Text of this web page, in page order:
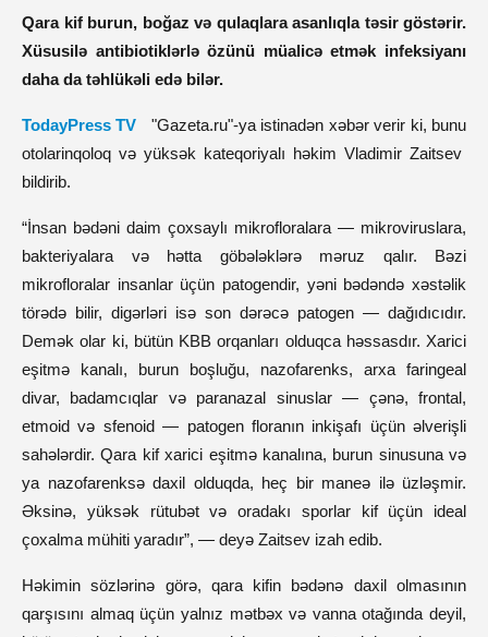
Qara kif burun, boğaz və qulaqlara asanlıqla təsir göstərir.
Xüsusilə antibiotiklərlə özünü müalicə etmək infeksiyanı
daha da təhlükəli edə bilər.
TodayPress TV
"Gazeta.ru"-ya istinadən xəbər verir ki, bunu
otolarinqoloq və yüksək kateqoriyalı həkim Vladimir Zaitsev
bildirib.
“İnsan bədəni daim çoxsaylı mikrofloralara — mikroviruslara,
bakteriyalara və hətta göbələklərə məruz qalır. Bəzi
mikrofloralar insanlar üçün patogendir, yəni bədəndə xəstəlik
törədə bilir, digərləri isə son dərəcə patogen — dağıdıcıdır.
Demək olar ki, bütün KBB orqanları olduqca həssasdır. Xarici
eşitmə kanalı, burun boşluğu, nazofarenks, arxa faringeal
divar, badamcıqlar və paranazal sinuslar — çənə, frontal,
etmoid və sfenoid — patogen floranın inkişafı üçün əlverişli
sahələrdir. Qara kif xarici eşitmə kanalına, burun sinusuna və
ya nazofarenksə daxil olduqda, heç bir maneə ilə üzləşmir.
Əksinə, yüksək rütubət və oradakı sporlar kif üçün ideal
çoxalma mühiti yaradır”, — deyə Zaitsev izah edib.
Həkimin sözlərinə görə, qara kifin bədənə daxil olmasının
qarşısını almaq üçün yalnız mətbəx və vanna otağında deyil,